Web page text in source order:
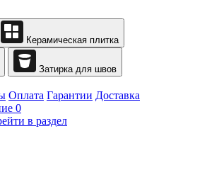
Керамическая плитка
Затирка для швов
Оплата Гарантии Доставка
0
в раздел